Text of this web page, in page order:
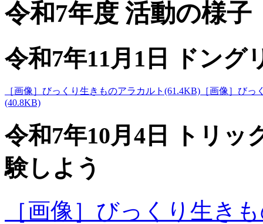
令和7年度 活動の様子
令和7年11月1日 ドング
［画像］びっくり生きものアラカルト(61.4KB) ［画像］びっ
(40.8KB)
令和7年10月4日 トリッ
験しよう
［画像］びっくり生き